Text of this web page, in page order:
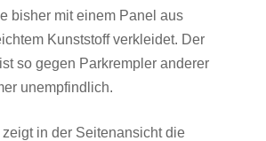
bisher mit einem Panel aus
Kunststoff verkleidet. Der
so gegen Parkrempler anderer
unempfindlich.
zeigt in der Seitenansicht die